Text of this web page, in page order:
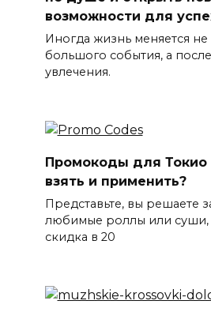
возможности для
Иногда жизнь меняется не
большого события, а
увлечения.
Промокоды для Токио
взять и применить?
Представьте, вы решаете
любимые роллы или суши,
скидка в 20